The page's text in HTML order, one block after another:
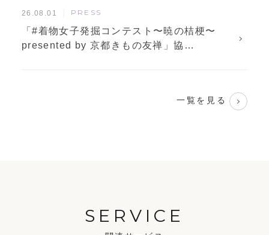
26.08.01 PRESS
「#着物女子発掘コンテスト〜暁の桔梗〜
presented by 京都きもの友禅」協…
一覧を見る
SERVICE